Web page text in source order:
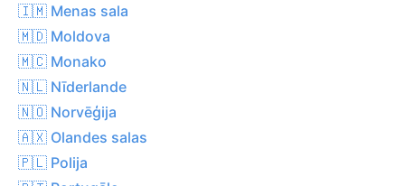
🇮🇲 Menas sala
🇲🇩 Moldova
🇲🇨 Monako
🇳🇱 Nīderlande
🇳🇴 Norvēģija
🇦🇽 Olandes salas
🇵🇱 Polija